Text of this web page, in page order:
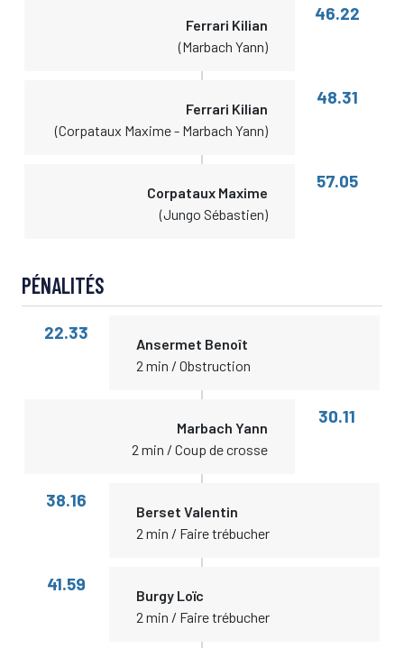
Ferrari Kilian
(Marbach Yann)
46.22
Ferrari Kilian
(Corpataux Maxime - Marbach Yann)
48.31
Corpataux Maxime
(Jungo Sébastien)
57.05
PÉNALITÉS
22.33
Ansermet Benoît
2 min / Obstruction
Marbach Yann
2 min / Coup de crosse
30.11
38.16
Berset Valentin
2 min / Faire trébucher
41.59
Burgy Loïc
2 min / Faire trébucher